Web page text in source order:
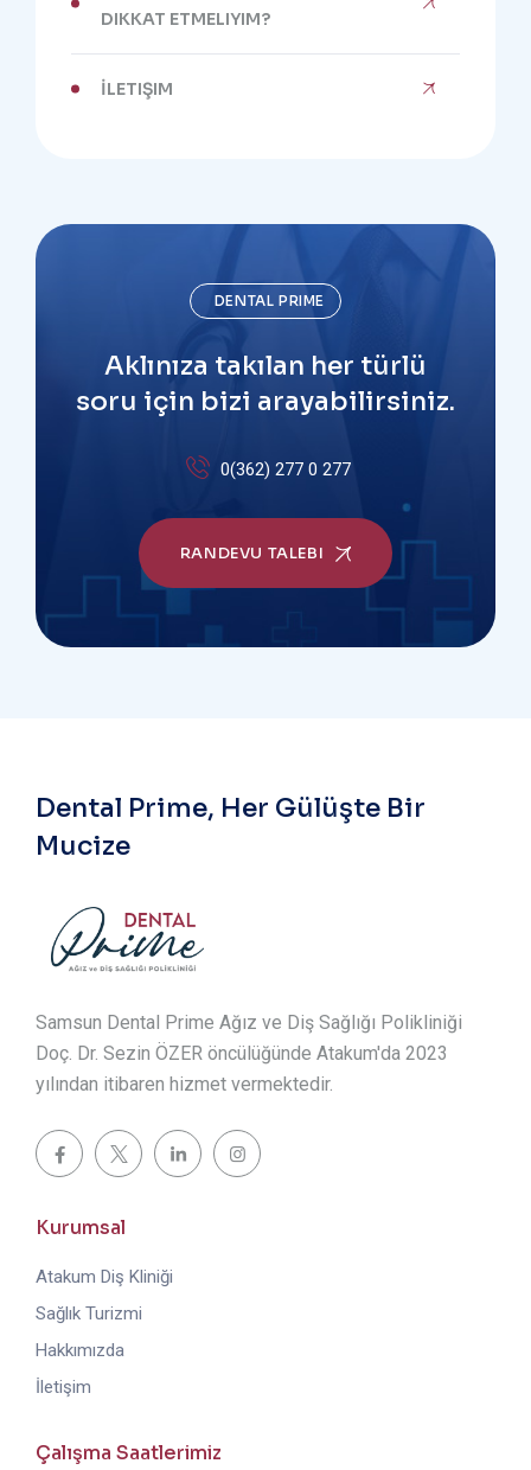
DIKKAT ETMELIYIM?
İLETIŞIM
DENTAL PRIME
Aklınıza takılan her türlü
soru için bizi arayabilirsiniz.
0(362) 277 0 277
RANDEVU TALEBI
Dental Prime, Her Gülüşte Bir
Mucize
Samsun Dental Prime Ağız ve Diş Sağlığı Polikliniği
Doç. Dr. Sezin ÖZER öncülüğünde Atakum'da 2023
yılından itibaren hizmet vermektedir.
Kurumsal
Atakum Diş Kliniği
Sağlık Turizmi
Hakkımızda
İletişim
Çalışma Saatlerimiz